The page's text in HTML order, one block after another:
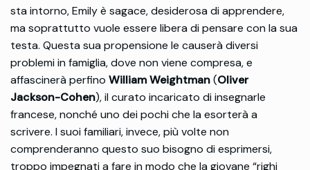
sta intorno, Emily è sagace, desiderosa di apprendere,
ma soprattutto vuole essere libera di pensare con la sua
testa. Questa sua propensione le causerà diversi
problemi in famiglia, dove non viene compresa, e
affascinerà perfino William Weightman(Oliver
Jackson-Cohen), il curato incaricato di insegnarle
francese, nonché uno dei pochi che la esorterà a
scrivere. I suoi familiari, invece, più volte non
comprenderanno questo suo bisogno di esprimersi,
troppo impegnati a fare in modo che la giovane “righi